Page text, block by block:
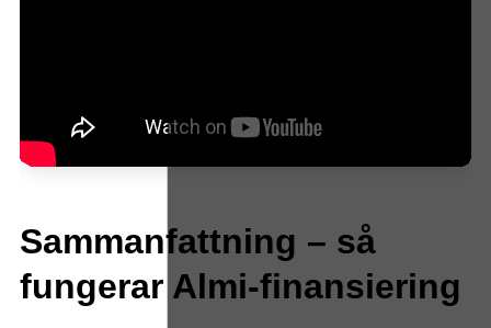
Sammanfattning – så
fungerar Almi-finansiering